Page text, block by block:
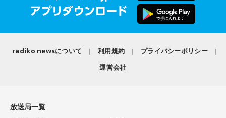
の中で自然にこなしていることのなかに、あなたの才能が隠
れているかもしれません。意識して1日を過ごしてみましょ
う。
【11位】蠍座（さそり座）
出会いを求めていらっしゃらない方は、受け流すと良いでし
あー忙しい忙しい（汗）
とで楽しみにしていました。
まず最初に3話、1週間後に2話、さらに1週間後に2話で全7話
ケ・サンタマリアさんのこのセリフはどういう意味？伊東さ
radiko newsについて 利用規約
プライバシーポリシー
運営会社
放送局一覧